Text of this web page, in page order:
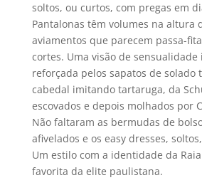
soltos, ou curtos, com pregas em
Pantalonas têm volumes na altura
aviamentos que parecem passa-
cortes. Uma visão de sensualidade
reforçada pelos sapatos de solado
cabedal imitando tartaruga, da
escovados e depois molhados por
Não faltaram as bermudas de
afivelados e os easy dresses,
Um estilo com a identidade da
favorita da elite paulistana.